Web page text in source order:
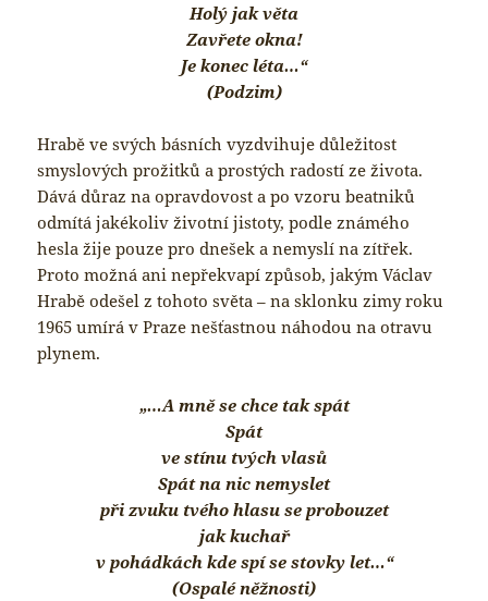
Holý jak věta
Zavřete okna!
Je konec léta…“
(Podzim)
Hrabě ve svých básních vyzdvihuje důležitost
smyslových prožitků a prostých radostí ze života.
Dává důraz na opravdovost a po vzoru beatniků
odmítá jakékoliv životní jistoty, podle známého
hesla žije pouze pro dnešek a nemyslí na zítřek.
Proto možná ani nepřekvapí způsob, jakým Václav
Hrabě odešel z tohoto světa – na sklonku zimy roku
1965 umírá v Praze nešťastnou náhodou na otravu
plynem.
„…A mně se chce tak spát
Spát
ve stínu tvých vlasů
Spát na nic nemyslet
při zvuku tvého hlasu se probouzet
jak kuchař
v pohádkách kde spí se stovky let…“
(Ospalé něžnosti)